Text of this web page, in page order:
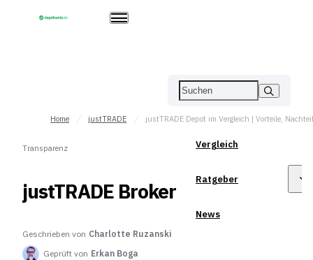
Vergleich
Ratgeber
News
Home justTRADE
Transparenz
justTRADE Broker
Geschrieben von Charlotte Ruzanski
Geprüft von Erkan Boga